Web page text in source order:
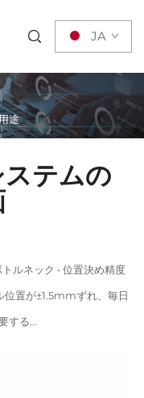
JA
途
テムの
ルネック • 位置決め精度
位置が±1.5mmずれ、毎日
する...